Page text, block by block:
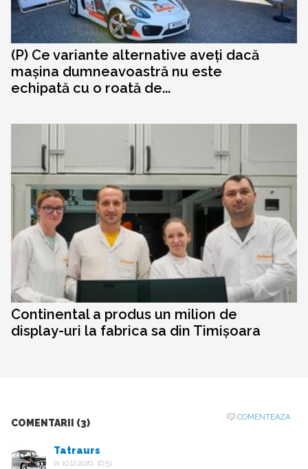
(P) Ce variante alternative aveți dacă
mașina dumneavoastră nu este
echipată cu o roată de...
Continental a produs un milion de
display-uri la fabrica sa din Timișoara
COMENTARII (3)
COMENTEAZA
Tatraurs
la 10.12.2020, 16:51